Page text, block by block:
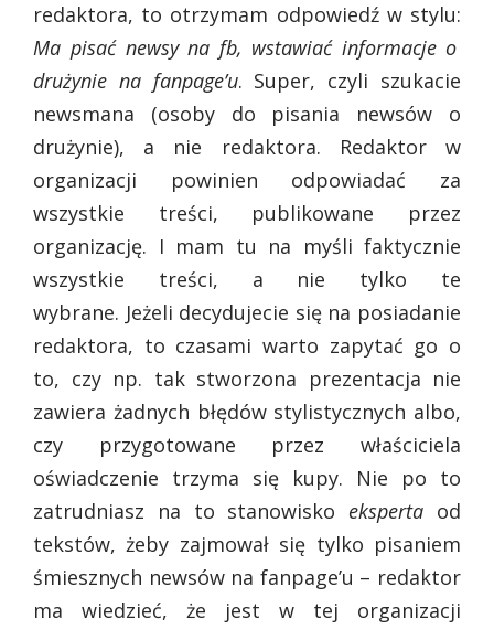
redaktora, to otrzymam odpowiedź w stylu:
Ma pisać newsy na fb, wstawiać informacje o
drużynie na fanpage’u. Super, czyli szukacie
newsmana (osoby do pisania newsów o
drużynie), a nie redaktora. Redaktor w
organizacji powinien odpowiadać za
wszystkie treści, publikowane przez
organizację. I mam tu na myśli faktycznie
wszystkie treści, a nie tylko te
wybrane. Jeżeli decydujecie się na posiadanie
redaktora, to czasami warto zapytać go o
to, czy np. tak stworzona prezentacja nie
zawiera żadnych błędów stylistycznych albo,
czy przygotowane przez właściciela
oświadczenie trzyma się kupy. Nie po to
zatrudniasz na to stanowisko eksperta od
tekstów, żeby zajmował się tylko pisaniem
śmiesznych newsów na fanpage’u – redaktor
ma wiedzieć, że jest w tej organizacji